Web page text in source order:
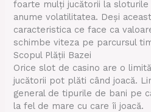
foarte mulți jucătorii la
anume volatilitatea. Deși
caracteristica ce face ca
schimbe viteza pe parcursul
Scopul Plății Bazei
Orice slot de casino are o
jucătorii pot plăti când joacă.
general de tipurile de bani pe
la fel de mare cu care îi joacă.